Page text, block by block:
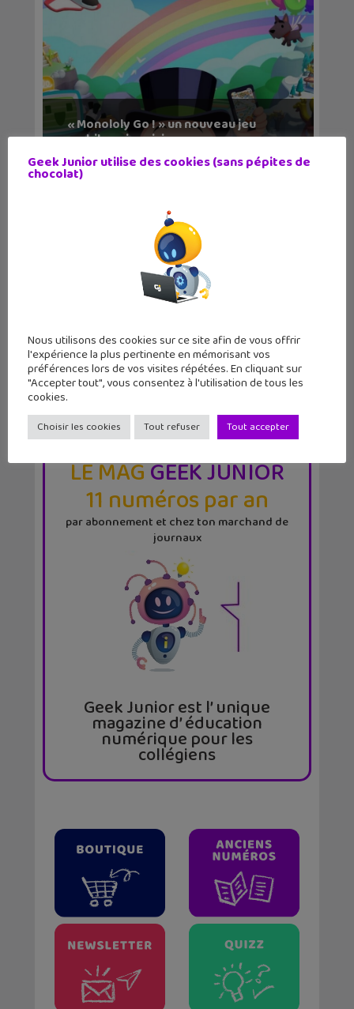
« Monololy Go ! » un nouveau jeu
mobile qui revisi...
LE MAGGEEK JUNIOR
11 numéros par an
par abonnement et chez ton marchand de
journaux
Geek Junior est l’ unique
magazine d’ éducation
numérique pour les
collégiens
Geek Junior utilise des cookies (sans pépites de
chocolat)
Nous utilisons des cookies sur ce site afin de vous offrir
l'expérience la plus pertinente en mémorisant vos
préférences lors de vos visites répétées. En cliquant sur
"Accepter tout", vous consentez à l'utilisation de tous les
cookies.
Choisir les cookies Tout refuser Tout accepter